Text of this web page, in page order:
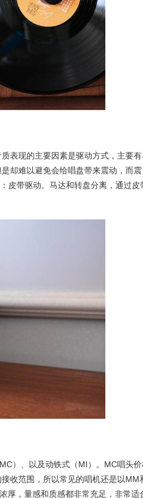
表现的主要因素是驱动方式，主要
却难以避免会给唱盘带来震动，而震
皮带驱动。马达和转盘分离，通过皮
）、以及动铁式（MI）。MC唱头
收范围，所以常见的唱机还是以MM
厚，量感和质感都非常充足，非常适